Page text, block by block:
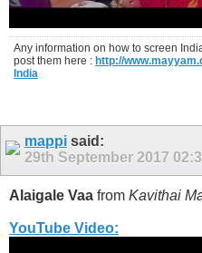
Any information on how to screen
post them here : http://
India
mappi said:
29th September 2017
Alaigale Vaa from Kavithai
YouTube Video: